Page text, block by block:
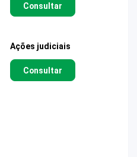
Consultar
Ações judiciais
Consultar